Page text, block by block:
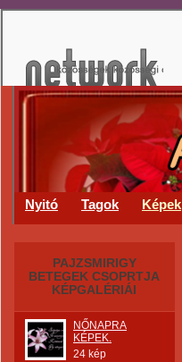
Nyitó Tagok Képek
PAJZSMIRIGY
BETEGEK CSOPRTJA
KÉPGALÉRIÁI
NŐNAPRA
KÉPEK.
24 kép